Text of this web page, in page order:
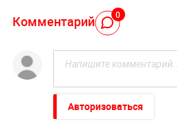
Комментарий 0
Авторизоваться